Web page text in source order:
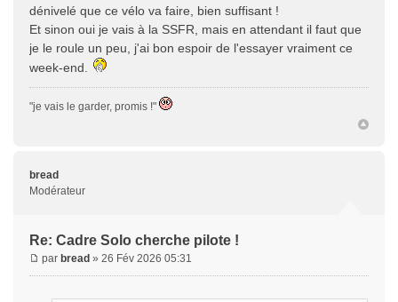
dénivelé que ce vélo va faire, bien suffisant !
Et sinon oui je vais à la SSFR, mais en attendant il faut que
je le roule un peu, j'ai bon espoir de l'essayer vraiment ce
week-end.
"je vais le garder, promis !"
bread
Modérateur
Re: Cadre Solo cherche pilote !
par bread » 26 Fév 2026 05:31